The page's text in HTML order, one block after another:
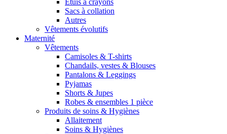
Étuis à crayons
Sacs à collation
Autres
Vêtements évolutifs
Maternité
Vêtements
Camisoles & T-shirts
Chandails, vestes & Blouses
Pantalons & Leggings
Pyjamas
Shorts & Jupes
Robes & ensembles 1 pièce
Produits de soins & Hygiènes
Allaitement
Soins & Hygiènes